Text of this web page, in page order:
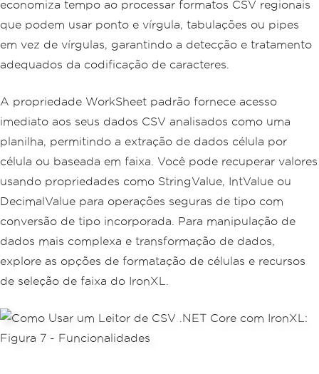
economiza tempo ao processar formatos CSV regionais
que podem usar ponto e vírgula, tabulações ou pipes
em vez de vírgulas, garantindo a detecção e tratamento
adequados da codificação de caracteres.
A propriedade WorkSheet padrão fornece acesso
imediato aos seus dados CSV analisados como uma
planilha, permitindo a extração de dados célula por
célula ou baseada em faixa. Você pode recuperar valores
usando propriedades como StringValue, IntValue ou
DecimalValue para operações seguras de tipo com
conversão de tipo incorporada. Para manipulação de
dados mais complexa e transformação de dados,
explore as opções de formatação de células e recursos
de seleção de faixa do IronXL.